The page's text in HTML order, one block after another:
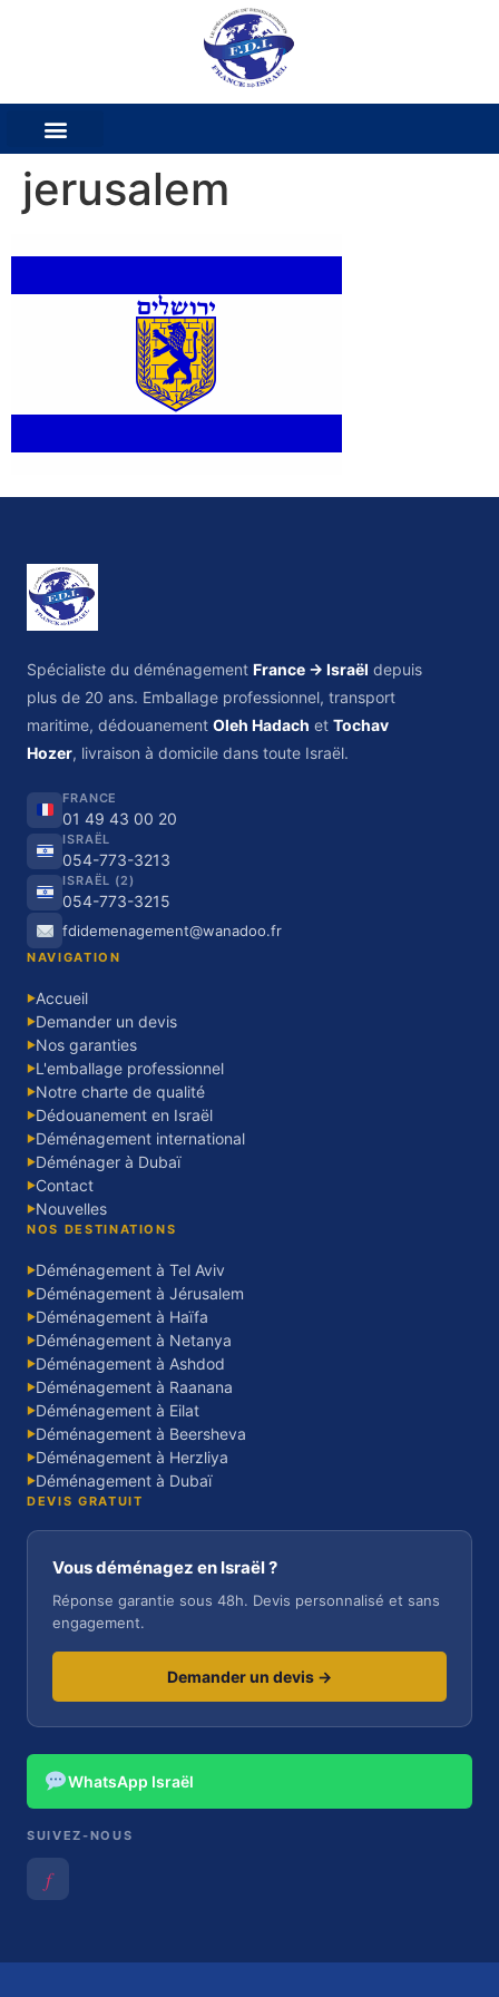
jerusalem
Spécialiste du déménagement France → Israël depuis
plus de 20 ans. Emballage professionnel, transport
maritime, dédouanement Oleh Hadach et Tochav
Hozer, livraison à domicile dans toute Israël.
FRANCE
01 49 43 00 20
ISRAËL
054-773-3213
ISRAËL (2)
054-773-3215
fdidemenagement@wanadoo.fr
NAVIGATION
▶Accueil
▶Demander un devis
▶Nos garanties
▶L'emballage professionnel
▶Notre charte de qualité
▶Dédouanement en Israël
▶Déménagement international
▶Déménager à Dubaï
▶Contact
▶Nouvelles
NOS DESTINATIONS
▶Déménagement à Tel Aviv
▶Déménagement à Jérusalem
▶Déménagement à Haïfa
▶Déménagement à Netanya
▶Déménagement à Ashdod
▶Déménagement à Raanana
▶Déménagement à Eilat
▶Déménagement à Beersheva
▶Déménagement à Herzliya
▶Déménagement à Dubaï
DEVIS GRATUIT
Vous déménagez en Israël ?
Réponse garantie sous 48h. Devis personnalisé et sans
engagement.
Demander un devis →
WhatsApp Israël
SUIVEZ-NOUS
𝑓